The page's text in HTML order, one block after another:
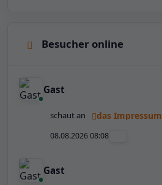
Besucher online
Gast
schaut an das Impressum
08.08.2026 08:08
Gast